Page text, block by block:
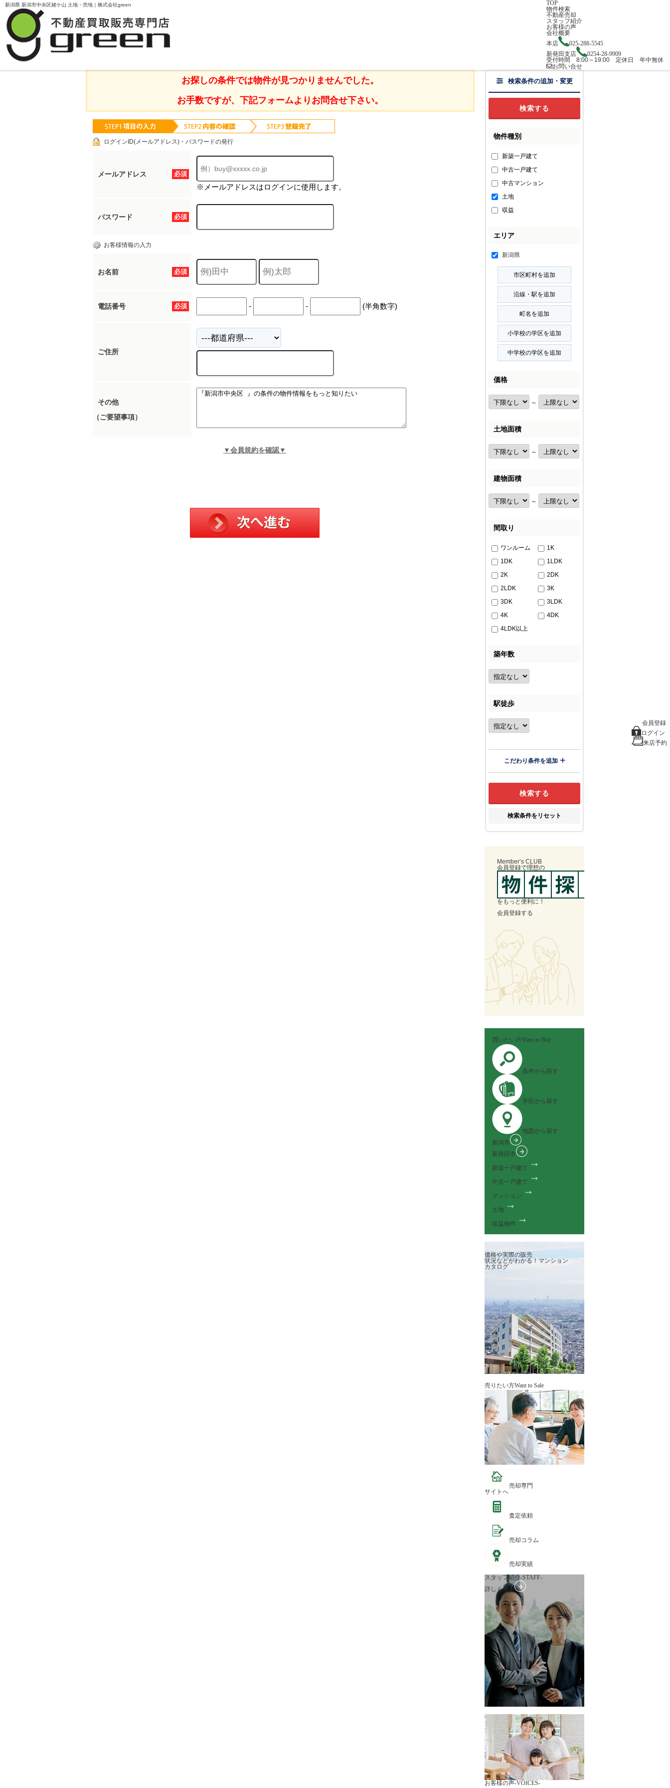
新潟県 新潟市中央区姥ケ山 土地・売地｜株式会社green
TOP
物件検索
不動産売却
スタッフ紹介
お客様の声
会社概要
本店
025-288-5545
新発田支店
0254-28-9909
受付時間 8:00～19:00 定休日 年中無休
お問い合せ
会員登録
ログイン
来店予約
お探しの条件では物件が見つかりませんでした。
お手数ですが、下記フォームよりお問合せ下さい。
ログインID(メールアドレス)・パスワードの発行
必須
メールアドレス
※メールアドレスはログインに使用します。
必須
パスワード
お客様情報の入力
必須
お名前
必須
電話番号 - - (半角数字)
ご住所
その他
（ご要望事項）
▼会員規約を確認▼
検索条件の追加・変更
物件種別
新築一戸建て
中古一戸建て
中古マンション
土地
収益
エリア
新潟県
価格
～
土地面積
～
建物面積
～
間取り
ワンルーム
1K
1DK
1LDK
2K
2DK
2LDK
3K
3DK
3LDK
4K
4DK
4LDK以上
築年数
駅徒歩
こだわり条件を追加
検索条件をリセット
Member’s CLUB
会員登録で理想の
を もっと便利に！
会員登録する
買いたい方Want to Buy
条件から探す
学区から探す
地図から探す
新潟市
新発田市
新築一戸建て
中古一戸建て
マンション
土地
収益物件
価格や実際の販売
状況などがわかる！ マンション
カタログ
売りたい方Want to Sale
売却専門
サイトへ
査定依頼
売却コラム
売却実績
スタッフ紹介-STAFF-
詳しく見る
お客様の声-VOICES-